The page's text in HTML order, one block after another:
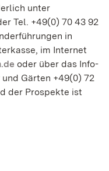
unter
Tel. +49(0) 70 43 92
in
im Internet
oder über das Info-
Gärten +49(0) 72
der Prospekte ist